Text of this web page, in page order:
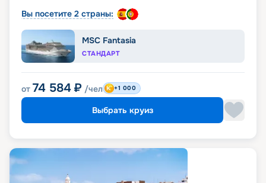
Вы посетите 2 страны:
MSC Fantasia
СТАНДАРТ
от 74 584 ₽ /чел +1 000
Выбрать круиз